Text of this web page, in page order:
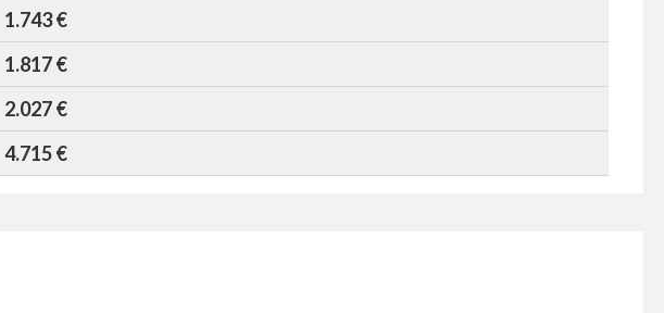
1.743 €
1.817 €
2.027 €
4.715 €